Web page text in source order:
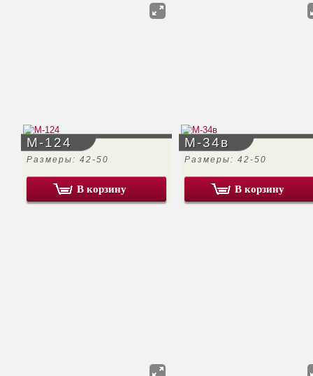
М-124
Размеры: 42-50
В корзину
М-34в
Размеры: 42-50
В корзину